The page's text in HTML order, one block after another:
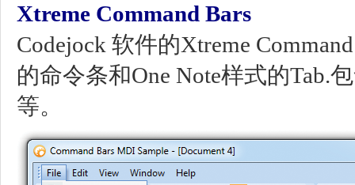
Xtreme Command Bars
Codejock 软件的Xtreme
的命令条和One Note样式的Tab.
等。